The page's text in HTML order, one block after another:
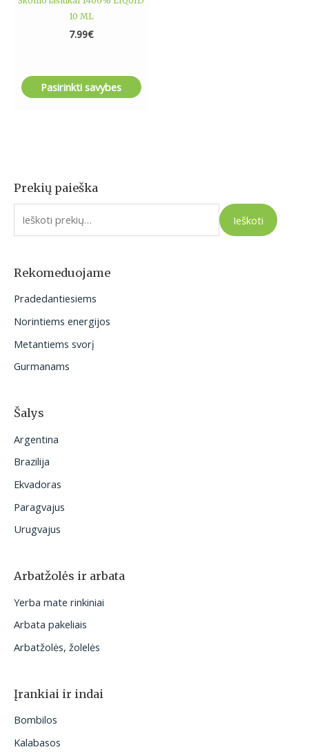
Prekių paieška
I
e
o
:
Ieškoti
Rekomeduojame
Pradedantiesiems
Norintiems energijos
Metantiems svorį
Gurmanams
Šalys
Argentina
Brazilija
Ekvadoras
Paragvajus
Urugvajus
Arbatžolės ir arbata
Yerba mate rinkiniai
Arbata pakeliais
Arbatžolės, žolelės
Įrankiai ir indai
Bombilos
Kalabasos
10 ML
7.99€
Pasirinkti savybes
page